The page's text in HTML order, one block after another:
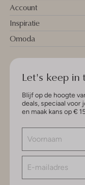
Account
Inspiratie
Omoda
Let's keep in
Blijf op de hoogte
deals, speciaal voor
en maak kans op €